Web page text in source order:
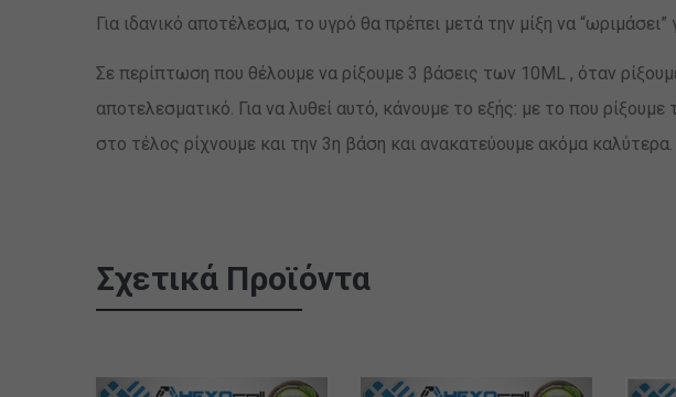
Για ιδανικό αποτέλεσμα, το υγρό θα πρέπει μετά την μίξη να
Σε περίπτωση που θέλουμε να ρίξουμε 3 βάσεις των 10ML , όταν
αποτελεσματικό. Για να λυθεί αυτό, κάνουμε το εξής: με το που
στο τέλος ρίχνουμε και την 3η βάση και ανακατεύουμε ακόμα καλύτερα.
Σχετικά Προϊόντα